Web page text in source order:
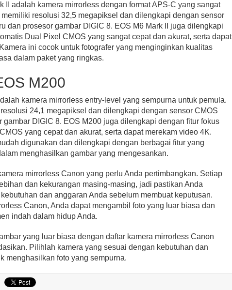
II adalah kamera mirrorless dengan format APS-C yang sangat
resolusi 32,5 megapiksel dan dilengkapi dengan sensor
dan prosesor gambar DIGIC 8. EOS M6 Mark II juga dilengkapi
Dual Pixel CMOS yang sangat cepat dan akurat, serta dapat
ini cocok untuk fotografer yang menginginkan kualitas
dalam paket yang ringkas.
M200
kamera mirrorless entry-level yang sempurna untuk pemula.
24,1 megapiksel dan dilengkapi dengan sensor CMOS
gambar DIGIC 8. EOS M200 juga dilengkapi dengan fitur fokus
yang cepat dan akurat, serta dapat merekam video 4K.
digunakan dan dilengkapi dengan berbagai fitur yang
menghasilkan gambar yang mengesankan.
mirrorless Canon yang perlu Anda pertimbangkan. Setiap
dan kekurangan masing-masing, jadi pastikan Anda
dan anggaran Anda sebelum membuat keputusan.
Canon, Anda dapat mengambil foto yang luar biasa dan
indah dalam hidup Anda.
yang luar biasa dengan daftar kamera mirrorless Canon
Pilihlah kamera yang sesuai dengan kebutuhan dan
menghasilkan foto yang sempurna.